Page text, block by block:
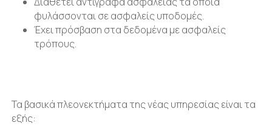
φυλάσσονται σε ασφαλείς υποδομές.
Έχει πρόσβαση στα δεδομένα με ασφαλείς
τρόπους.
Τα βασικά πλεονεκτήματα της νέας υπηρεσίας είναι τα
εξής: